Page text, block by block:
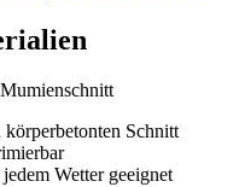
Schnitt
Wetter geeignet